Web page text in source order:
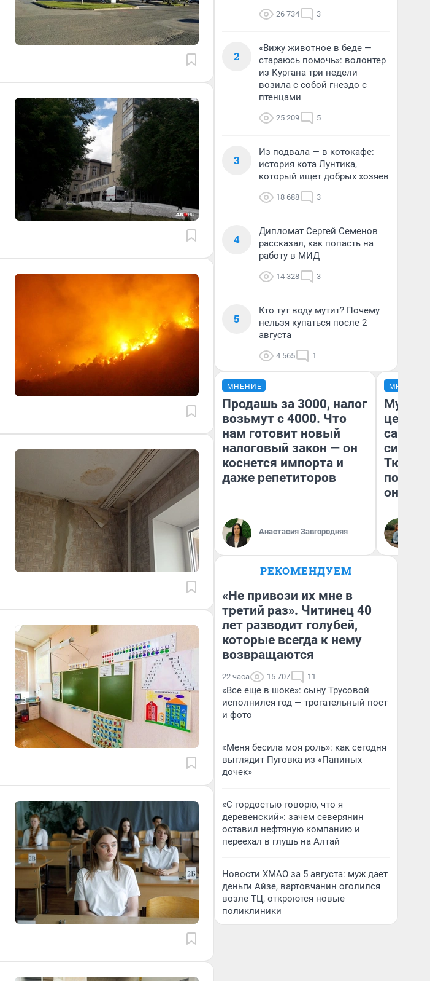
26 734 3
2
«Вижу животное в беде —
стараюсь помочь»: волонтер
из Кургана три недели
возила с собой гнездо с
птенцами
25 209 5
3
Из подвала — в котокафе:
история кота Лунтика,
который ищет добрых хозяев
18 688 3
4
Дипломат Сергей Семенов
рассказал, как попасть на
работу в МИД
14 328 3
5
Кто тут воду мутит? Почему
нельзя купаться после 2
августа
4 565 1
МНЕНИЕ
Продашь за 3000, налог
возьмут с 4000. Что
нам готовит новый
налоговый закон — он
коснется импорта и
даже репетиторов
Анастасия Завгородняя
МНЕНИЕ
Музей
они
РЕКОМЕНДУЕМ
«Не привози их мне в
третий раз». Читинец 40
лет разводит голубей,
которые всегда к нему
возвращаются
22 часа 15 707 11
«Все еще в шоке»: сыну Трусовой
исполнился год — трогательный пост
и фото
«Меня бесила моя роль»: как сегодня
выглядит Пуговка из «Папиных
дочек»
«С гордостью говорю, что я
деревенский»: зачем северянин
оставил нефтяную компанию и
переехал в глушь на Алтай
Новости ХМАО за 5 августа: муж дает
деньги Айзе, вартовчанин оголился
возле ТЦ, откроются новые
поликлиники